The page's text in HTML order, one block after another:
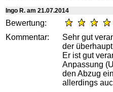
Ingo R. am 21.07.2014
Bewertung:
Kommentar:
Sehr gut
der
Er ist gut
Anpassung
den Abzug
allerdings